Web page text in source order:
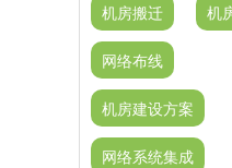
机房搬迁 机
网络布线
机房建设方案
网络系统集成